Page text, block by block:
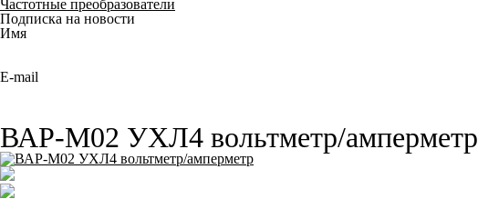
Частотные преобразователи
Подписка на новости
Имя
E-mail
ВАР-М02 УХЛ4 вольтметр/амперметр